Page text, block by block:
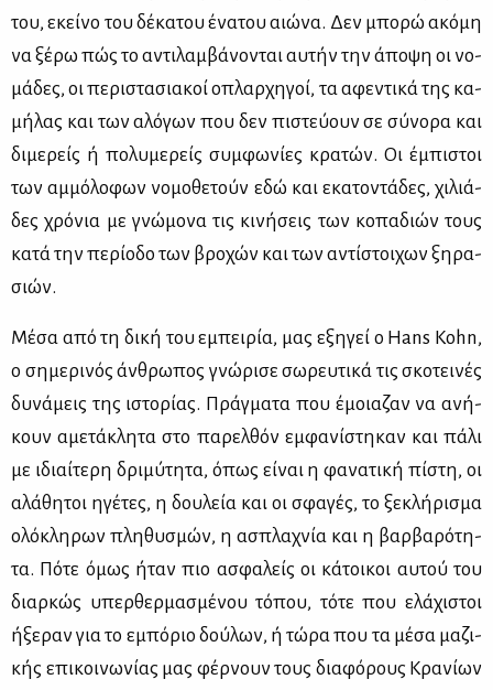
του, εκεί­νο του δέ­κα­του ένα­του αιώ­να. Δεν μπο­ρώ ακό­μη
να ξέ­ρω πώς το αντι­λαμ­βά­νο­νται αυ­τήν την άπο­ψη οι νο­
μά­δες, οι πε­ρι­στα­σια­κοί οπλαρ­χη­γοί, τα αφε­ντι­κά της κα­
μή­λας και των αλό­γων που δεν πι­στεύ­ουν σε σύ­νο­ρα και
δι­με­ρείς ή πο­λυ­με­ρείς συμ­φω­νί­ες κρα­τών. Οι έμπι­στοι
των αμ­μό­λο­φων νο­μο­θε­τούν εδώ και εκα­το­ντά­δες, χι­λιά­
δες χρό­νια με γνώ­μο­να τις κι­νή­σεις των κο­πα­διών τους
κα­τά την πε­ρί­ο­δο των βρο­χών και των αντί­στοι­χων ξη­ρα­
σιών.
Μέ­σα από τη δι­κή του εμπει­ρία, μας εξη­γεί ο Hans Kohn,
ο ση­με­ρι­νός άν­θρω­πος γνώ­ρι­σε σω­ρευ­τι­κά τις σκο­τει­νές
δυ­νά­μεις της ιστο­ρί­ας. Πράγ­μα­τα που έμοια­ζαν να ανή­
κουν αμε­τά­κλη­τα στο πα­ρελ­θόν εμ­φα­νί­στη­καν και πά­λι
με ιδιαί­τε­ρη δρι­μύ­τη­τα, όπως εί­ναι η φα­να­τι­κή πί­στη, οι
αλά­θη­τοι ηγέ­τες, η δου­λεία και οι σφα­γές, το ξε­κλή­ρι­σμα
ολό­κλη­ρων πλη­θυ­σμών, η ασπλα­χνία και η βαρ­βα­ρό­τη­
τα. Πό­τε όμως ήταν πιο ασφα­λείς οι κά­τοι­κοι αυ­τού του
διαρ­κώς υπερ­θερ­μα­σμέ­νου τό­που, τό­τε που ελά­χι­στοι
ήξε­ραν για το εμπό­ριο δού­λων, ή τώ­ρα που τα μέ­σα μα­ζι­
κής επι­κοι­νω­νί­ας μας φέρ­νουν τους δια­φό­ρους Κρα­νί­ων